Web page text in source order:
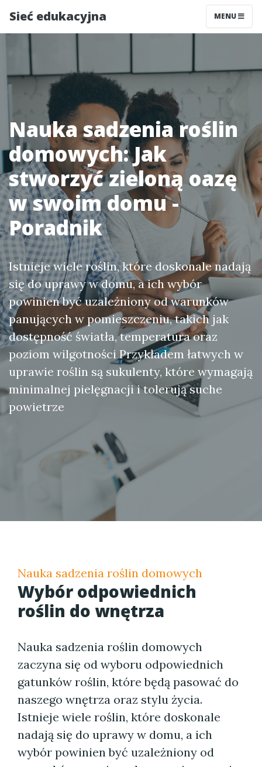
Sieć edukacyjna MENU
Nauka sadzenia roślin
domowych: Jak
stworzyć zieloną oazę
w swoim domu -
Poradnik
Istnieje wiele roślin, które doskonale nadają
się do uprawy w domu, a ich wybór
powinien być uzależniony od warunków
panujących w pomieszczeniu, takich jak
dostępność światła, temperatura oraz
poziom wilgotności Przykładem łatwych w
uprawie roślin są sukulenty, które wymagają
minimalnej pielęgnacji i tolerują suche
powietrze
Nauka sadzenia roślin domowych
Wybór odpowiednich
roślin do wnętrza
Nauka sadzenia roślin domowych
zaczyna się od wyboru odpowiednich
gatunków roślin, które będą pasować do
naszego wnętrza oraz stylu życia.
Istnieje wiele roślin, które doskonale
nadają się do uprawy w domu, a ich
wybór powinien być uzależniony od